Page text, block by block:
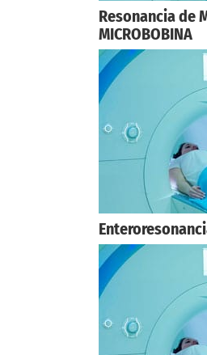
Resonancia de
MICROBOBINA